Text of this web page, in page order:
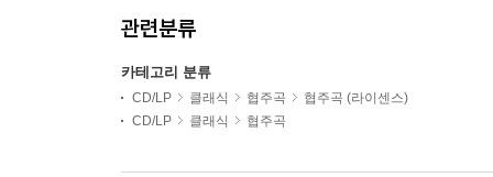
관련분류
카테고리 분류
CD/LP 클래식 협주곡
협주곡 (라이센스)
CD/LP
클래식 협주곡